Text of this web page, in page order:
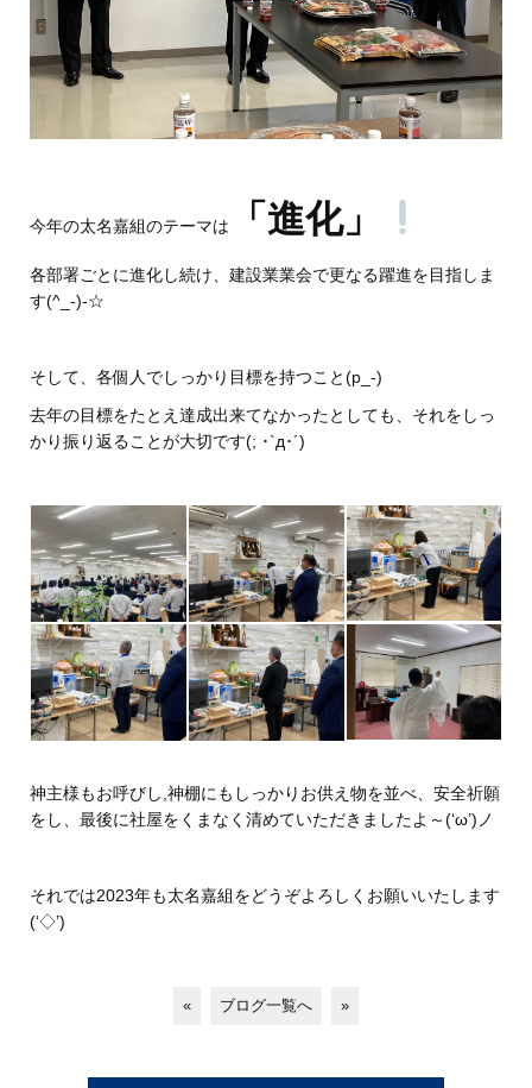
今年の太名嘉組のテーマは 「進化」
各部署ごとに進化し続け、建設業業会で更なる躍進を目指しま
す(^_-)-☆
そして、各個人でしっかり目標を持つこと(p_-)
去年の目標をたとえ達成出来てなかったとしても、それをしっ
かり振り返ることが大切です(; ･`д･´)
神主様もお呼びし,神棚にもしっかりお供え物を並べ、安全祈願
をし、最後に社屋をくまなく清めていただきましたよ～(‘ω’)ノ
それでは2023年も太名嘉組をどうぞよろしくお願いいたします
(‘◇’)ゞ
« ブログ一覧へ »